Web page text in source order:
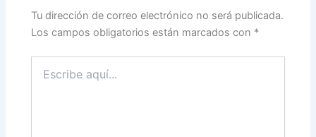
Tu dirección de correo electrónico no será publicada.
Los campos obligatorios están marcados con *
aquí...